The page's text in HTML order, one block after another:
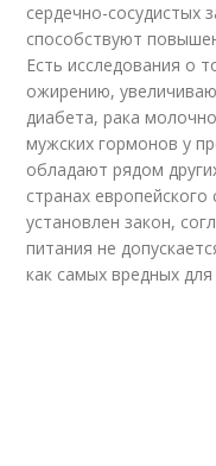
сердечно-сосудистых
способствуют
Есть исследования о
ожирению,
диабета, рака
мужских гормонов у
обладают рядом
странах
установлен закон,
питания не
как самых вредных